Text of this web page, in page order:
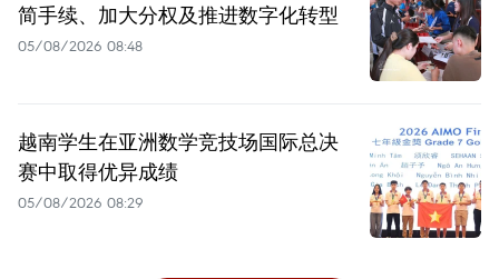
简手续、加大分权及推进数字化转型
05/08/2026 08:48
越南学生在亚洲数学竞技场国际总决
赛中取得优异成绩
05/08/2026 08:29